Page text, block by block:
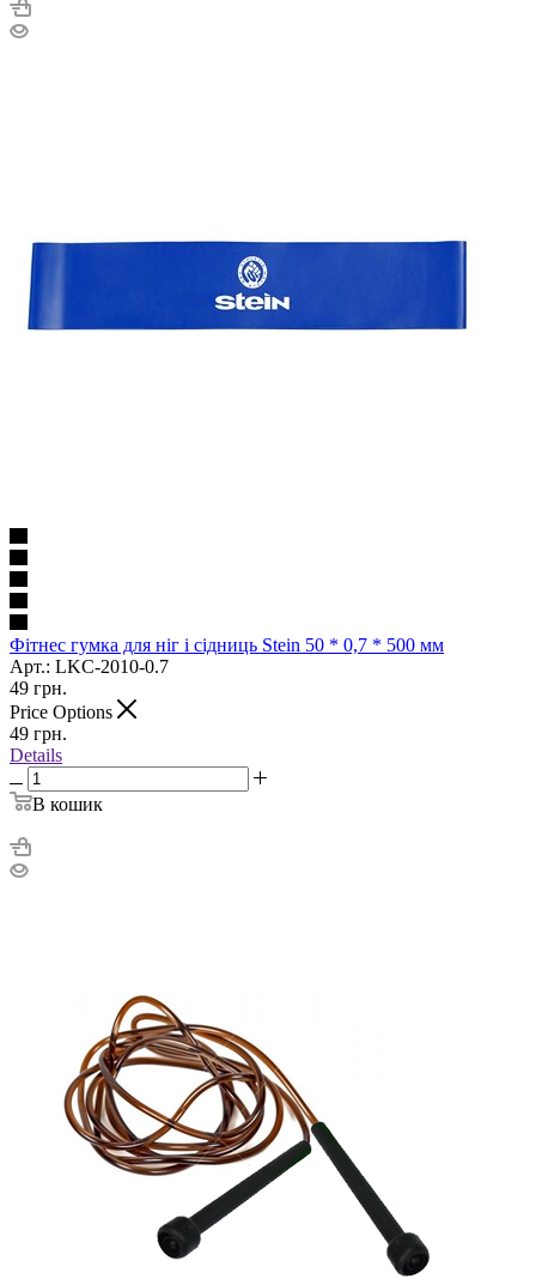
Фітнес гумка для ніг і сідниць Stein 50 * 0,7 * 500 мм
Арт.: LKC-2010-0.7
49 грн.
Price Options
49 грн.
Details
В кошик